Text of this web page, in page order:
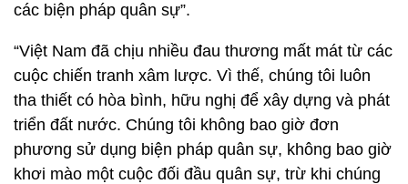
các biện pháp quân sự”.
“Việt Nam đã chịu nhiều đau thương mất mát từ các
cuộc chiến tranh xâm lược. Vì thế, chúng tôi luôn
tha thiết có hòa bình, hữu nghị để xây dựng và phát
triển đất nước. Chúng tôi không bao giờ đơn
phương sử dụng biện pháp quân sự, không bao giờ
khơi mào một cuộc đối đầu quân sự, trừ khi chúng